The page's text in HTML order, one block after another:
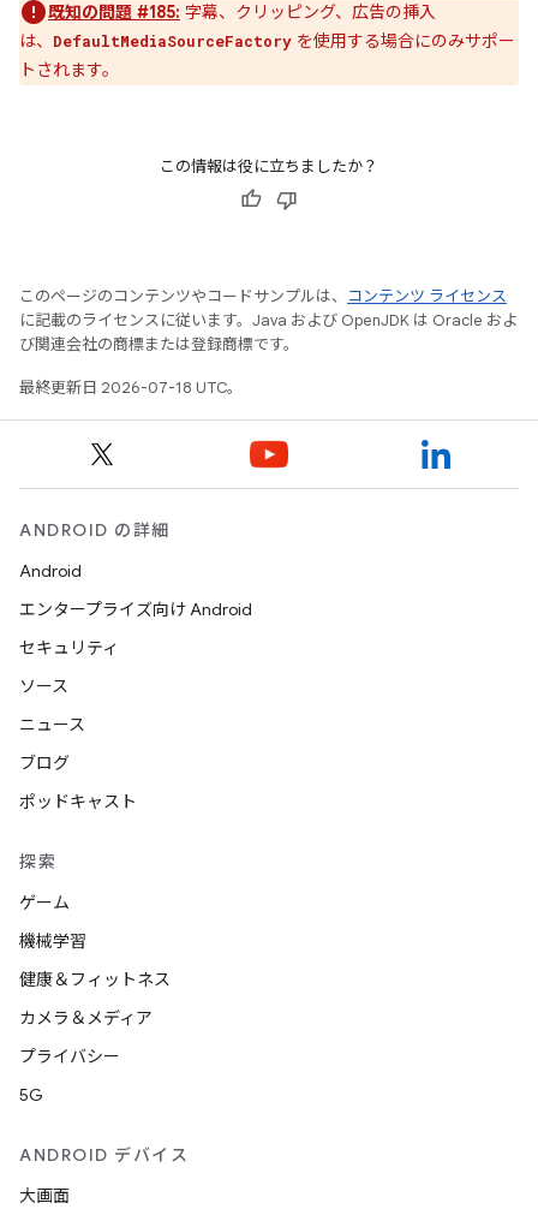
既知の問題 #185: 字幕、クリッピング、広告の挿入
は、
DefaultMediaSourceFactory を使用する場合にのみサポー
トされます。
この情報は役に立ちましたか？
このページのコンテンツやコードサンプルは、
コンテンツ ライセンス
に記載のライセンスに従います。Java および OpenJDK は Oracle およ
び関連会社の商標または登録商標です。
最終更新日 2026-07-18 UTC。
ANDROID の詳細
Android
エンタープライズ向け Android
セキュリティ
ソース
ニュース
ブログ
ポッドキャスト
探索
ゲーム
機械学習
健康＆フィットネス
カメラ＆メディア
プライバシー
5G
ANDROID デバイス
大画面